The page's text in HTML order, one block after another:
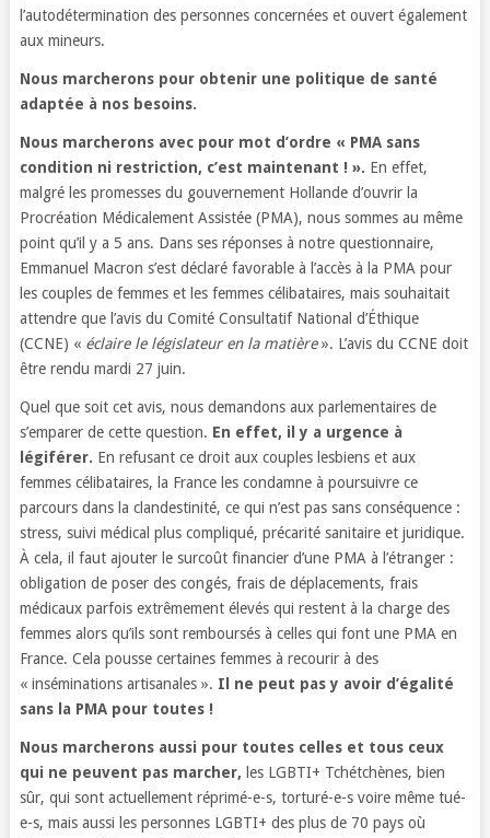
l’autodétermination des personnes concernées et ouvert également
aux mineurs.
Nous marcherons pour obtenir une politique de santé
adaptée à nos besoins.
Nous marcherons avec pour mot d’ordre « PMA sans
condition ni restriction, c’est maintenant ! ». En effet,
malgré les promesses du gouvernement Hollande d’ouvrir la
Procréation Médicalement Assistée (PMA), nous sommes au même
point qu’il y a 5 ans. Dans ses réponses à notre questionnaire,
Emmanuel Macron s’est déclaré favorable à l’accès à la PMA pour
les couples de femmes et les femmes célibataires, mais souhaitait
attendre que l’avis du Comité Consultatif National d’Éthique
(CCNE) « éclaire le législateur en la matière». L’avis du CCNE doit
être rendu mardi 27 juin.
Quel que soit cet avis, nous demandons aux parlementaires de
s’emparer de cette question. En effet, il y a urgence à
légiférer. En refusant ce droit aux couples lesbiens et aux
femmes célibataires, la France les condamne à poursuivre ce
parcours dans la clandestinité, ce qui n’est pas sans conséquence :
stress, suivi médical plus compliqué, précarité sanitaire et juridique.
À cela, il faut ajouter le surcoût financier d’une PMA à l’étranger :
obligation de poser des congés, frais de déplacements, frais
médicaux parfois extrêmement élevés qui restent à la charge des
femmes alors qu’ils sont remboursés à celles qui font une PMA en
France. Cela pousse certaines femmes à recourir à des
« inséminations artisanales ». Il ne peut pas y avoir d’égalité
sans la PMA pour toutes !
Nous marcherons aussi pour toutes celles et tous ceux
qui ne peuvent pas marcher, les LGBTI+ Tchétchènes, bien
sûr, qui sont actuellement réprimé-e-s, torturé-e-s voire même tué-
e-s, mais aussi les personnes LGBTI+ des plus de 70 pays où